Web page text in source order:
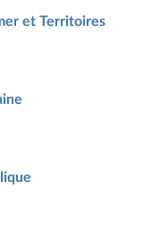
et Territoires